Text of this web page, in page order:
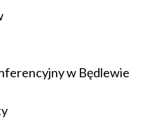
w Będlewie